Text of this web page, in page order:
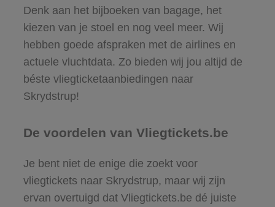
Denk aan het bijboeken van bagage, het
kiezen van je stoel en nog veel meer. Wij
hebben goede afspraken met de airlines en
actuele vluchtdata. Zo bieden wij jou altijd de
béste vliegticketaanbiedingen naar
Skrydstrup!
De voordelen van Vliegtickets.be
Je bent niet de enige die zoekt voor
vliegtickets naar Skrydstrup, maar wij zijn
ervan overtuigd dat Vliegtickets.be dé juiste